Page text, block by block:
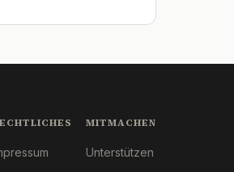
MITMACHEN
Unterstützen